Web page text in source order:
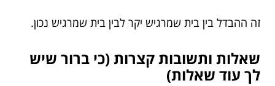
זה ההבדל בין בית שמרגיש יקר לבין בית שמרגיש נכון.
שאלות ותשובות קצרות (כי ברור שיש
לך עוד שאלות)